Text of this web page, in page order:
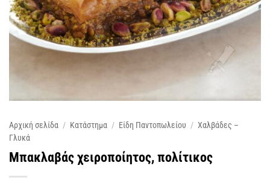
Αρχική σελίδα / Κατάστημα / Είδη Παντοπωλείου / Χαλβάδες –
Γλυκά
Μπακλαβάς χειροποίητος, πολίτικος